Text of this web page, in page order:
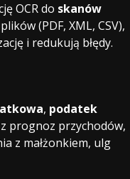
OCR do skanów
(PDF, XML, CSV),
i redukują błędy.
, podatek
prognoz przychodów,
z małżonkiem, ulg